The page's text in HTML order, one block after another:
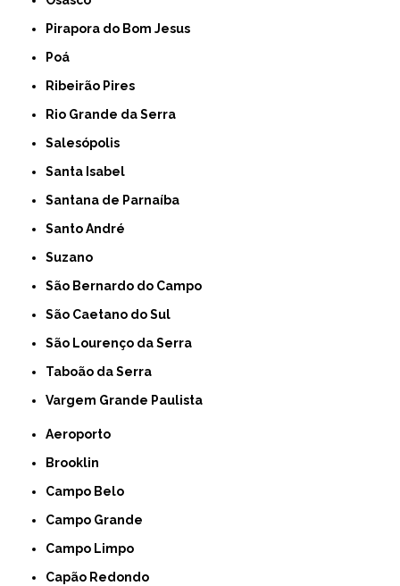
Pirapora do Bom Jesus
Poá
Ribeirão Pires
Rio Grande da Serra
Salesópolis
Santa Isabel
Santana de Parnaíba
Santo André
Suzano
São Bernardo do Campo
São Caetano do Sul
São Lourenço da Serra
Taboão da Serra
Vargem Grande Paulista
Aeroporto
Brooklin
Campo Belo
Campo Grande
Campo Limpo
Capão Redondo